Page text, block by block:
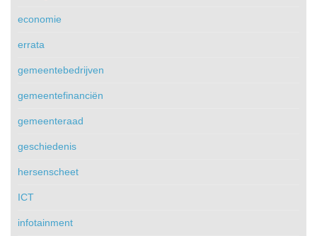
economie
errata
gemeentebedrijven
gemeentefinanciën
gemeenteraad
geschiedenis
hersenscheet
ICT
infotainment